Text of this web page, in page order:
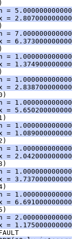
=
=
=
=
=
=
=
=
=
=
=
=
=
=
=
=
=
=
=
=